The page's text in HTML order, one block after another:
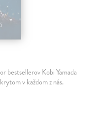
bestsellerov Kobi Yamada
v každom z nás.